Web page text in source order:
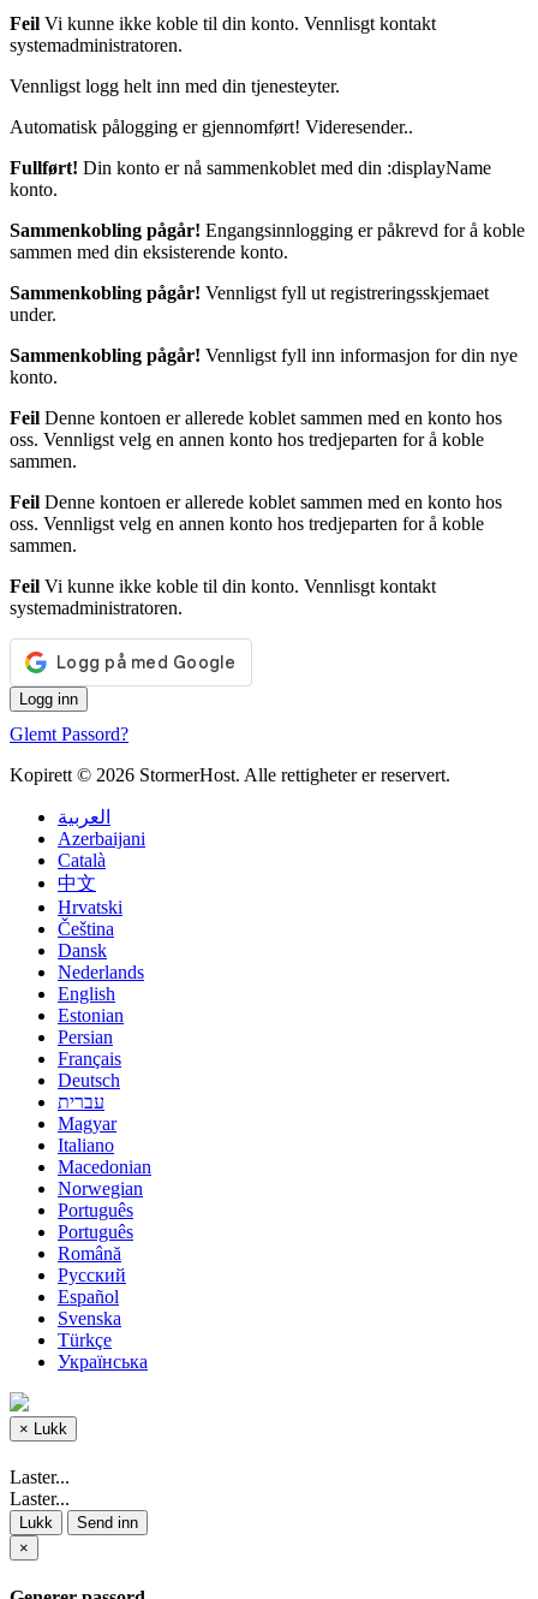
Feil Vi kunne ikke koble til din konto. Vennlisgt kontakt
systemadministratoren.
Vennligst logg helt inn med din tjenesteyter.
Automatisk pålogging er gjennomført! Videresender..
Fullført! Din konto er nå sammenkoblet med din :displayName
konto.
Sammenkobling pågår! Engangsinnlogging er påkrevd for å koble
sammen med din eksisterende konto.
Sammenkobling pågår! Vennligst fyll ut registreringsskjemaet
under.
Sammenkobling pågår! Vennligst fyll inn informasjon for din nye
konto.
Feil Denne kontoen er allerede koblet sammen med en konto hos
oss. Vennligst velg en annen konto hos tredjeparten for å koble
sammen.
Feil Denne kontoen er allerede koblet sammen med en konto hos
oss. Vennligst velg en annen konto hos tredjeparten for å koble
sammen.
Feil Vi kunne ikke koble til din konto. Vennlisgt kontakt
systemadministratoren.
Glemt Passord?
Kopirett © 2026 StormerHost. Alle rettigheter er reservert.
العربية
Azerbaijani
Català
中文
Hrvatski
Čeština
Dansk
Nederlands
English
Estonian
Persian
Français
Deutsch
עברית
Magyar
Italiano
Macedonian
Norwegian
Português
Português
Română
Русский
Español
Svenska
Türkçe
Українська
× Lukk
Laster...
Laster...
Lukk
Send inn
×